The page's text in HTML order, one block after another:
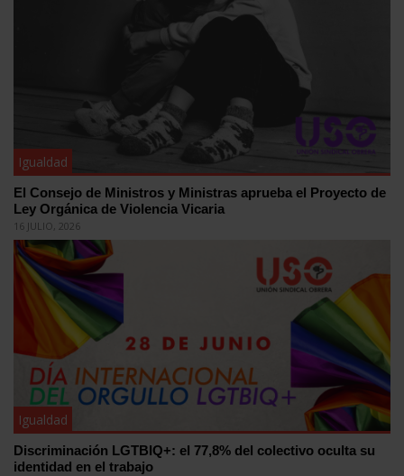
Igualdad
El Consejo de Ministros y Ministras aprueba el Proyecto de
Ley Orgánica de Violencia Vicaria
16 JULIO, 2026
Igualdad
Discriminación LGTBIQ+: el 77,8% del colectivo oculta su
identidad en el trabajo